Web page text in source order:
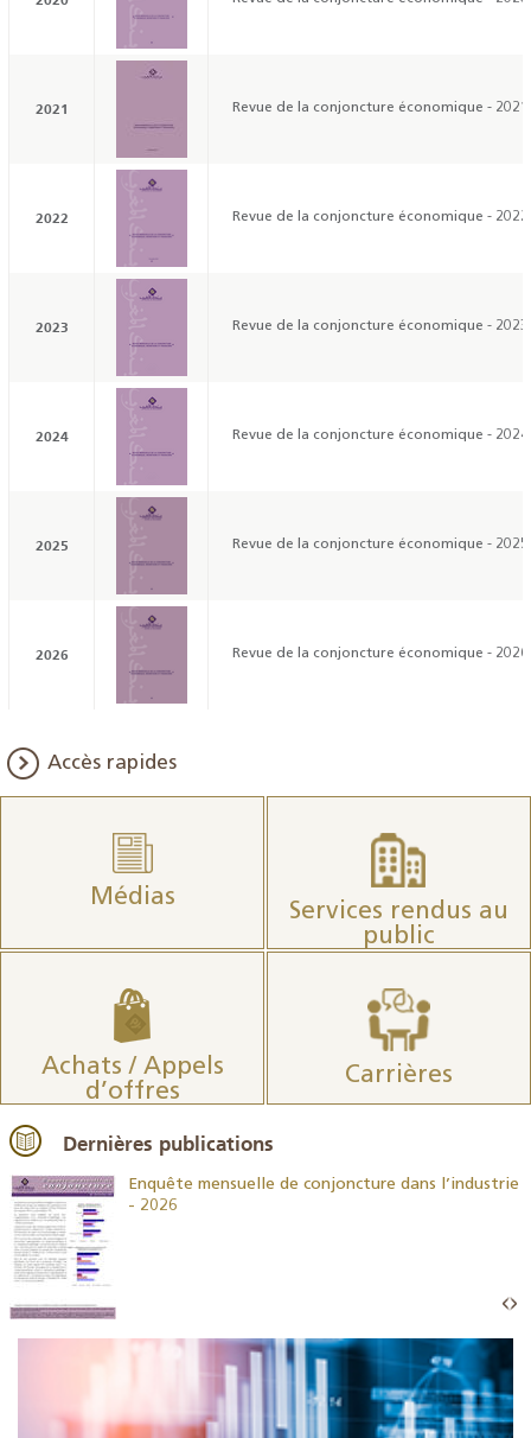
2021 Revue de la conjoncture économique - 2021
2022 Revue de la conjoncture économique - 2022
2023 Revue de la conjoncture économique - 2023
2024 Revue de la conjoncture économique - 2024
2025 Revue de la conjoncture économique - 2025
2026 Revue de la conjoncture économique - 2026
Accès rapides
Médias
Services rendus au
public
Achats / Appels
d’offres
Carrières
Dernières publications
Enquête mensuelle de conjoncture dans l’industrie
- 2026